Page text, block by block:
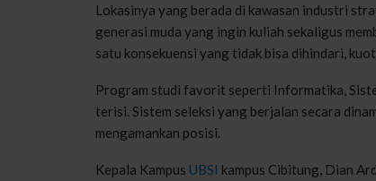
Lokasinya yang berada di kawasan industri
generasi muda yang ingin kuliah sekaligus
satu konsekuensi yang tidak bisa dihindari,
Program studi favorit seperti Informatika,
terisi. Sistem seleksi yang berjalan secara
mengamankan posisi.
Kepala Kampus UBSI kampus Cibitung, Dian